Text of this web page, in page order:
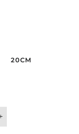
20CM
+